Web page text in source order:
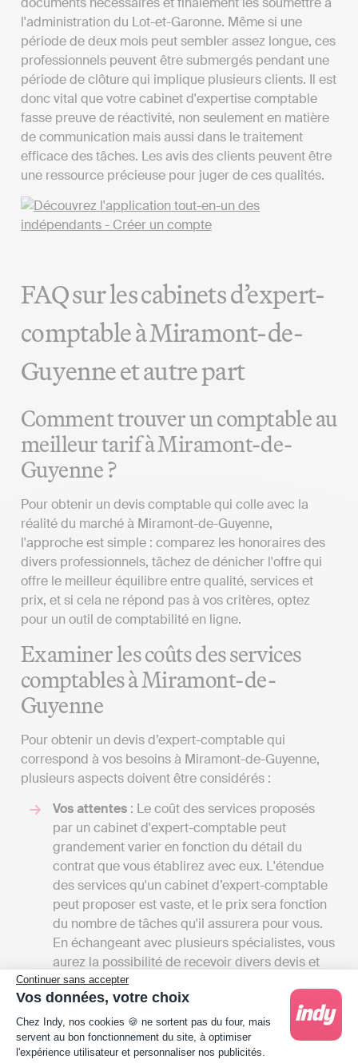
Continuer sans accepter
Vos données, votre choix
Plateforme de Gestion du Consentement :
Chez Indy, nos cookies 🍪 ne sortent pas du four, mais
servent au bon fonctionnement du site, à optimiser
l'expérience utilisateur et personnaliser nos publicités.
l'administration du Lot-et-Garonne. Même si une
période de deux mois peut sembler assez longue, ces
professionnels peuvent être submergés pendant une
période de clôture qui implique plusieurs clients. Il est
donc vital que votre cabinet d'expertise comptable
fasse preuve de réactivité, non seulement en matière
de communication mais aussi dans le traitement
efficace des tâches. Les avis des clients peuvent être
une ressource précieuse pour juger de ces qualités.
FAQ sur les cabinets d’expert-
comptable à Miramont-de-
Guyenne et autre part
Comment trouver un comptable au
meilleur tarif à Miramont-de-
Guyenne ?
Pour obtenir un devis comptable qui colle avec la
réalité du marché à Miramont-de-Guyenne,
l'approche est simple : comparez les honoraires des
divers professionnels, tâchez de dénicher l'offre qui
offre le meilleur équilibre entre qualité, services et
prix, et si cela ne répond pas à vos critères, optez
pour un outil de comptabilité en ligne.
Examiner les coûts des services
comptables à Miramont-de-
Guyenne
Pour obtenir un devis d’expert-comptable qui
correspond à vos besoins à Miramont-de-Guyenne,
plusieurs aspects doivent être considérés :
Vos attentes : Le coût des services proposés
par un cabinet d'expert-comptable peut
grandement varier en fonction du détail du
contrat que vous établirez avec eux. L'étendue
des services qu'un cabinet d’expert-comptable
peut proposer est vaste, et le prix sera fonction
du nombre de tâches qu'il assurera pour vous.
En échangeant avec plusieurs spécialistes, vous
aurez la possibilité de recevoir divers devis et
de comparer les coûts par rapport aux services
proposés. Cela vous permettra aussi d'avoir une
vision d'ensemble des différentes prestations
disponibles à Miramont-de-Guyenne.
Les tarifs: Les frais des cabinets d'experts-